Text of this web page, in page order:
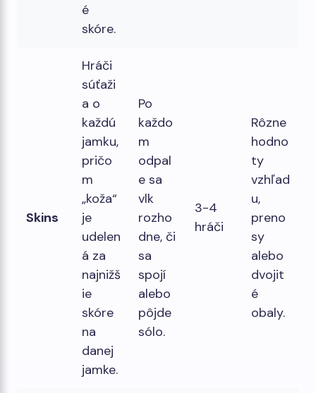
é
skóre.
Skins
Hráči
súťaži
a o
každú
jamku,
pričo
m
„koža“
je
udelen
á za
najnižš
ie
skóre
na
danej
jamke.
Po
každo
m
odpal
e sa
vlk
rozho
dne, či
sa
spojí
alebo
pôjde
sólo.
3-4
hráči
Rôzne
hodno
ty
vzhľad
u,
preno
sy
alebo
dvojit
é
obaly.